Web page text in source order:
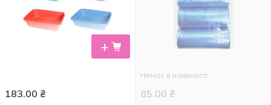
+
183.00 ₴
Немає в наявності
85.00 ₴